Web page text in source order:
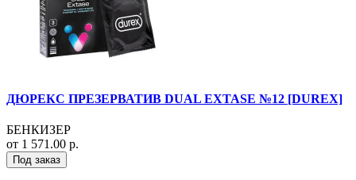
ДЮРЕКС ПРЕЗЕРВАТИВ DUAL EXTASE №12 [DUREX]
БЕНКИЗЕР
от 1 571.00 р.
Под заказ